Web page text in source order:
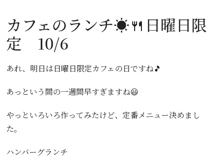
カフェのランチ☀🍴日曜日限
定 10/6
あれ、明日は日曜日限定カフェの日ですね🎵
あっという間の一週間早すぎますね😃
やっといろいろ作ってみたけど、定番メニュー決めまし
た。
ハンバーグランチ